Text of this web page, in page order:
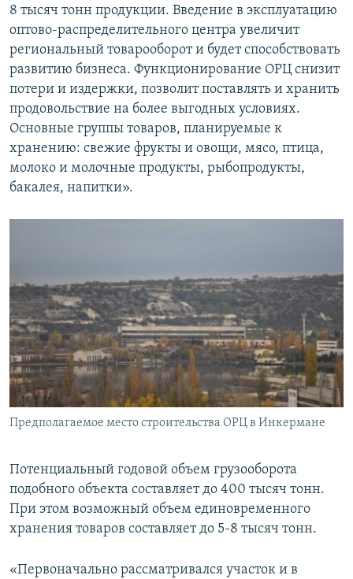
8 тысяч тонн продукции. Введение в эксплуатацию
оптово-распределительного центра увеличит
региональный товарооборот и будет способствовать
развитию бизнеса. Функционирование ОРЦ снизит
потери и издержки, позволит поставлять и хранить
продовольствие на более выгодных условиях.
Основные группы товаров, планируемые к
хранению: свежие фрукты и овощи, мясо, птица,
молоко и молочные продукты, рыбопродукты,
бакалея, напитки».
Предполагаемое место строительства ОРЦ в Инкермане
Потенциальный годовой объем грузооборота
подобного объекта составляет до 400 тысяч тонн.
При этом возможный объем единовременного
хранения товаров составляет до 5-8 тысяч тонн.
«Первоначально рассматривался участок и в